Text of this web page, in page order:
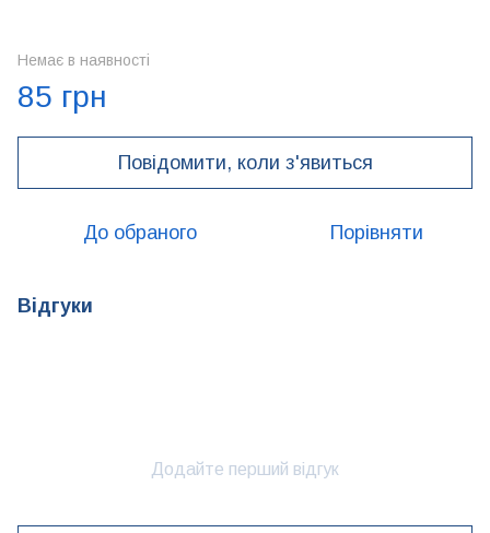
Немає в наявності
85 грн
Повідомити, коли з'явиться
До обраного Порівняти
Відгуки
Додайте перший відгук